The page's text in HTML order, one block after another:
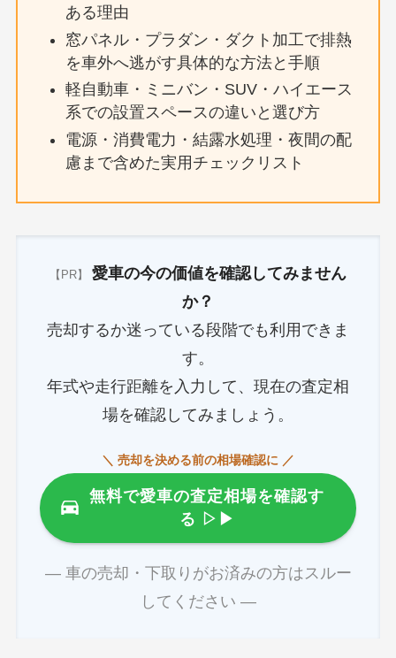
ある理由
窓パネル・プラダン・ダクト加工で排熱
を車外へ逃がす具体的な方法と手順
軽自動車・ミニバン・SUV・ハイエース
系での設置スペースの違いと選び方
電源・消費電力・結露水処理・夜間の配
慮まで含めた実用チェックリスト
【PR】
愛車の今の価値を確認してみません
か？
売却するか迷っている段階でも利用できま
す。
年式や走行距離を入力して、現在の査定相
場を確認してみましょう。
＼ 売却を決める前の相場確認に ／
無料で愛車の査定相場を確認す
る ▷▶
― 車の売却・下取りがお済みの方はスルー
してください ―